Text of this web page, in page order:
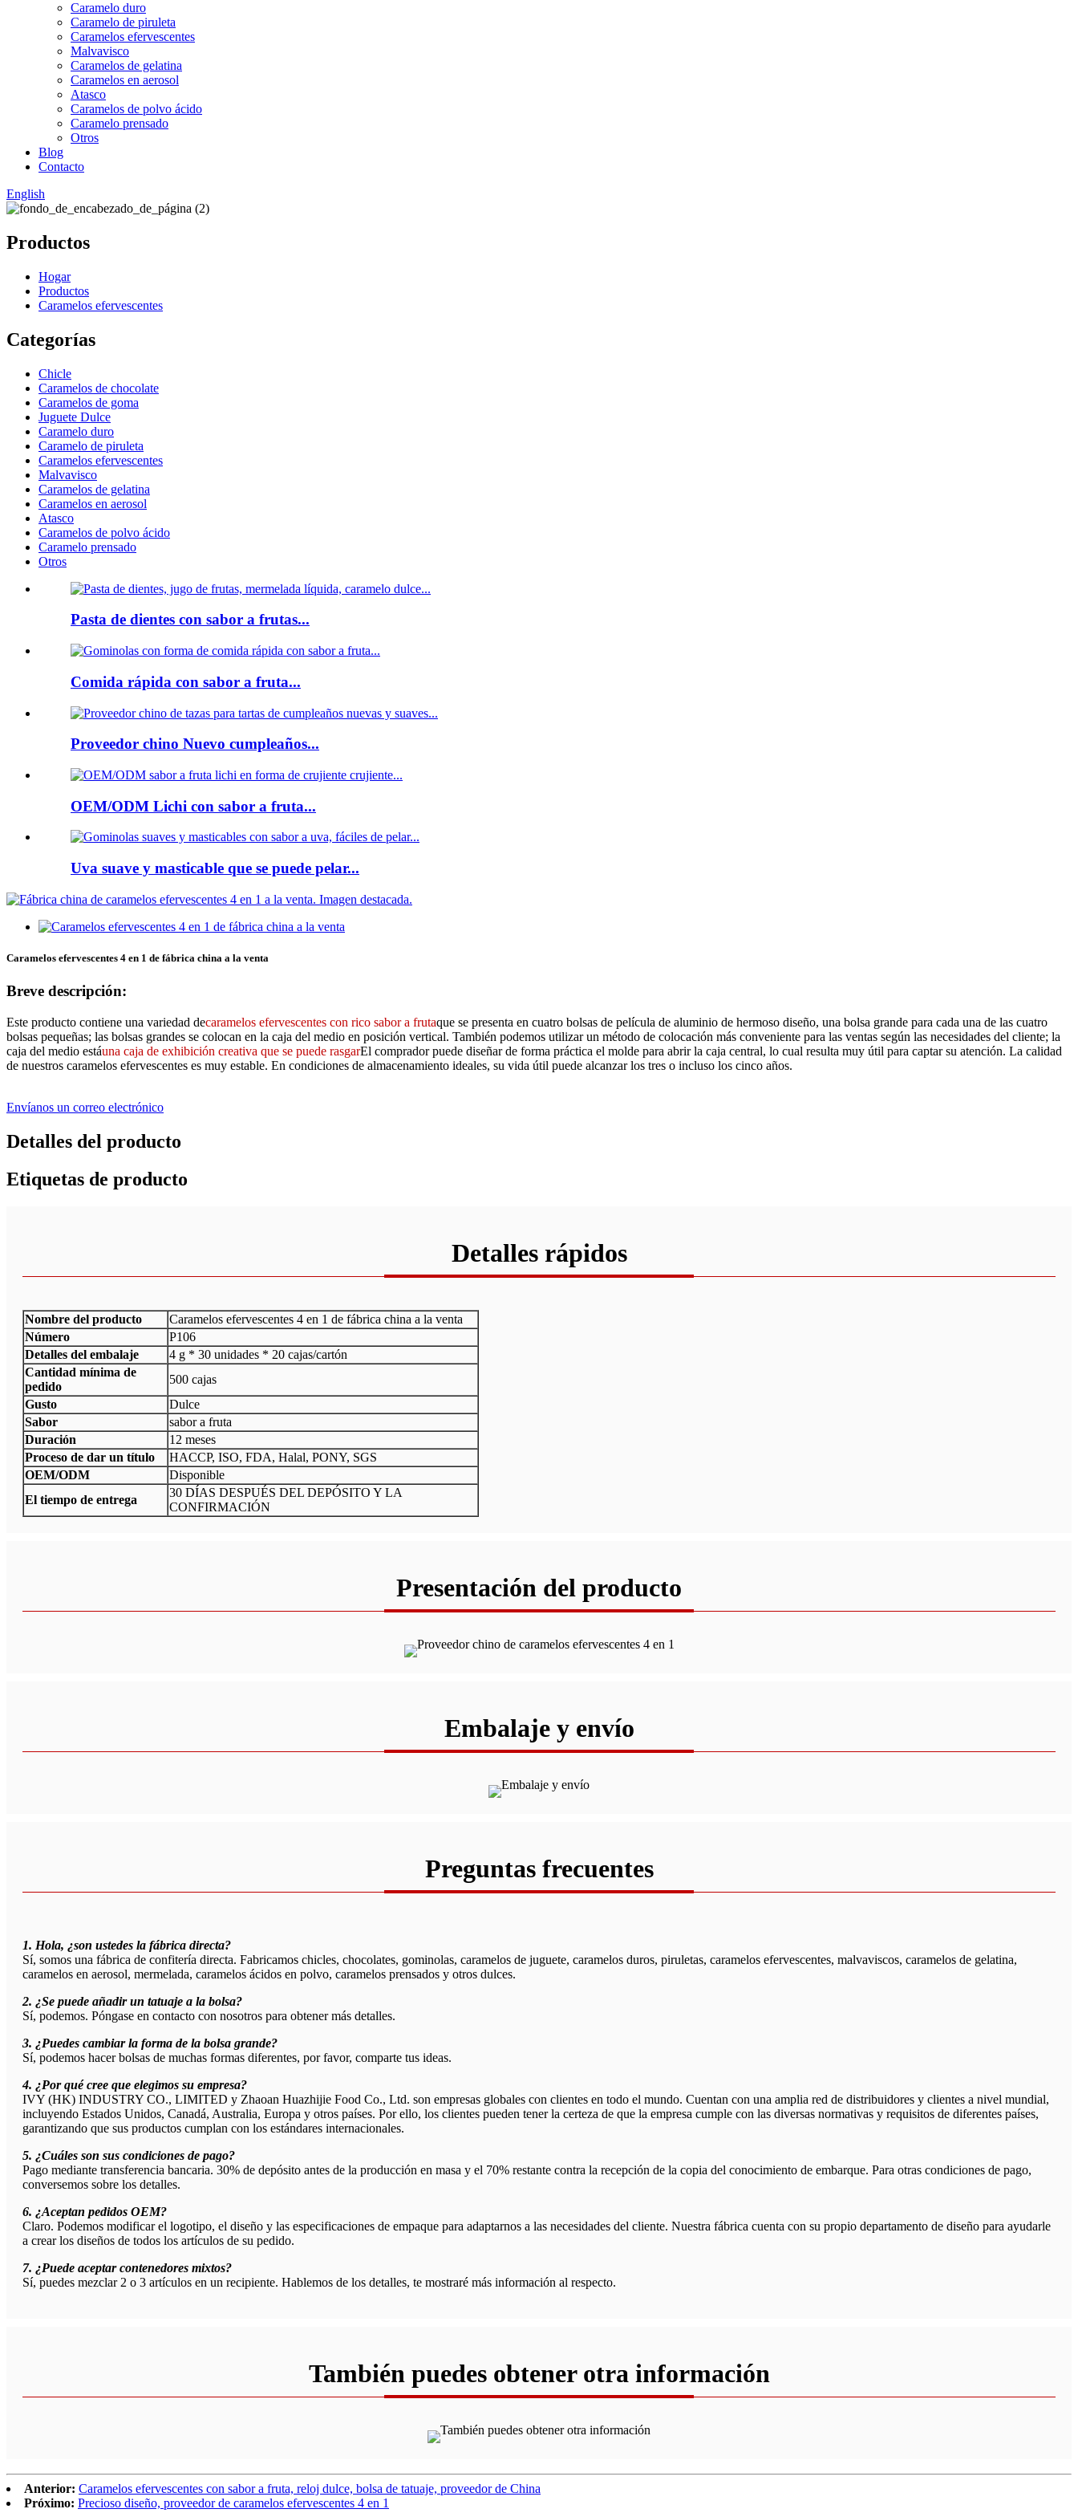
Caramelo duro
Caramelo de piruleta
Caramelos efervescentes
Malvavisco
Caramelos de gelatina
Caramelos en aerosol
Atasco
Caramelos de polvo ácido
Caramelo prensado
Otros
Blog
Contacto
English
Productos
Hogar
Productos
Caramelos efervescentes
Categorías
Chicle
Caramelos de chocolate
Caramelos de goma
Juguete Dulce
Caramelo duro
Caramelo de piruleta
Caramelos efervescentes
Malvavisco
Caramelos de gelatina
Caramelos en aerosol
Atasco
Caramelos de polvo ácido
Caramelo prensado
Otros
Pasta de dientes con sabor a frutas...
Comida rápida con sabor a fruta...
Proveedor chino Nuevo cumpleaños...
OEM/ODM Lichi con sabor a fruta...
Uva suave y masticable que se puede pelar...
Caramelos efervescentes 4 en 1 de fábrica china a la venta
Breve descripción:
Este producto contiene una variedad decaramelos efervescentes con rico sabor a frutaque se presenta en cuatro bolsas de película de aluminio de hermoso diseño, una bolsa grande para cada una de las cuatro
bolsas pequeñas; las bolsas grandes se colocan en la caja del medio en posición vertical. También podemos utilizar un método de colocación más conveniente para las ventas según las necesidades del cliente; la
caja del medio estáuna caja de exhibición creativa que se puede rasgarEl comprador puede diseñar de forma práctica el molde para abrir la caja central, lo cual resulta muy útil para captar su atención. La calidad
de nuestros caramelos efervescentes es muy estable. En condiciones de almacenamiento ideales, su vida útil puede alcanzar los tres o incluso los cinco años.
Envíanos un correo electrónico
Detalles del producto
Etiquetas de producto
Detalles rápidos
Nombre del producto
Caramelos efervescentes 4 en 1 de fábrica china a la venta
Número
P106
Detalles del embalaje
4 g * 30 unidades * 20 cajas/cartón
Cantidad mínima de
pedido
500 cajas
Gusto
Dulce
Sabor
sabor a fruta
Duración
12 meses
Proceso de dar un título
HACCP, ISO, FDA, Halal, PONY, SGS
OEM/ODM
Disponible
El tiempo de entrega
30 DÍAS DESPUÉS DEL DEPÓSITO Y LA
CONFIRMACIÓN
Presentación del producto
Embalaje y envío
Preguntas frecuentes
1. Hola, ¿son ustedes la fábrica directa?
Sí, somos una fábrica de confitería directa. Fabricamos chicles, chocolates, gominolas, caramelos de juguete, caramelos duros, piruletas, caramelos efervescentes, malvaviscos, caramelos de gelatina,
caramelos en aerosol, mermelada, caramelos ácidos en polvo, caramelos prensados ​​y otros dulces.
2. ¿Se puede añadir un tatuaje a la bolsa?
Sí, podemos. Póngase en contacto con nosotros para obtener más detalles.
3. ¿Puedes cambiar la forma de la bolsa grande?
Sí, podemos hacer bolsas de muchas formas diferentes, por favor, comparte tus ideas.
4. ¿Por qué cree que elegimos su empresa?
IVY (HK) INDUSTRY CO., LIMITED y Zhaoan Huazhijie Food Co., Ltd. son empresas globales con clientes en todo el mundo. Cuentan con una amplia red de distribuidores y clientes a nivel mundial,
incluyendo Estados Unidos, Canadá, Australia, Europa y otros países. Por ello, los clientes pueden tener la certeza de que la empresa cumple con las diversas normativas y requisitos de diferentes países,
garantizando que sus productos cumplan con los estándares internacionales.
5. ¿Cuáles son sus condiciones de pago?
Pago mediante transferencia bancaria. 30% de depósito antes de la producción en masa y el 70% restante contra la recepción de la copia del conocimiento de embarque. Para otras condiciones de pago,
conversemos sobre los detalles.
6. ¿Aceptan pedidos OEM?
Claro. Podemos modificar el logotipo, el diseño y las especificaciones de empaque para adaptarnos a las necesidades del cliente. Nuestra fábrica cuenta con su propio departamento de diseño para ayudarle
a crear los diseños de todos los artículos de su pedido.
7. ¿Puede aceptar contenedores mixtos?
Sí, puedes mezclar 2 o 3 artículos en un recipiente. Hablemos de los detalles, te mostraré más información al respecto.
También puedes obtener otra información
Anterior: Caramelos efervescentes con sabor a fruta, reloj dulce, bolsa de tatuaje, proveedor de China
Próximo: Precioso diseño, proveedor de caramelos efervescentes 4 en 1